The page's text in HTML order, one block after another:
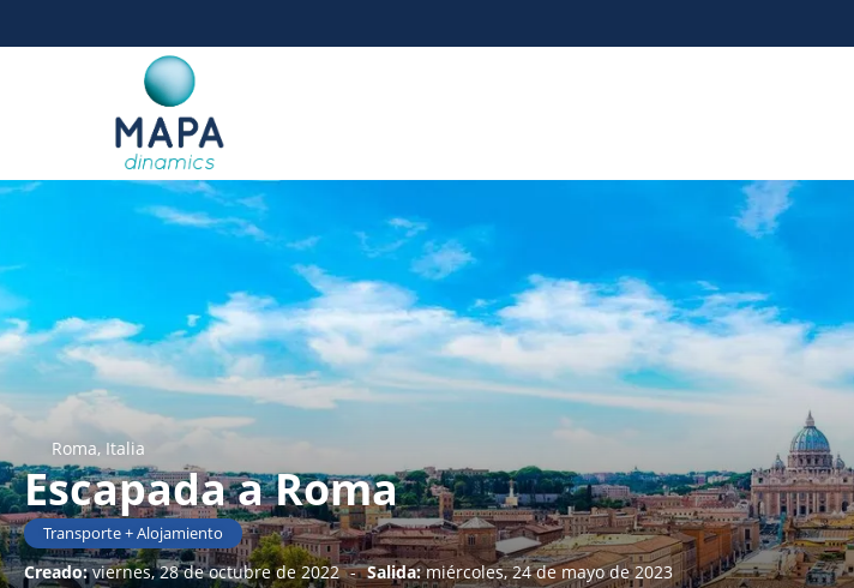
Roma, Italia
Escapada a Roma
Transporte + Alojamiento
Creado:viernes, 28 de octubre de 2022 - Salida:miércoles, 24 de mayo de 2023